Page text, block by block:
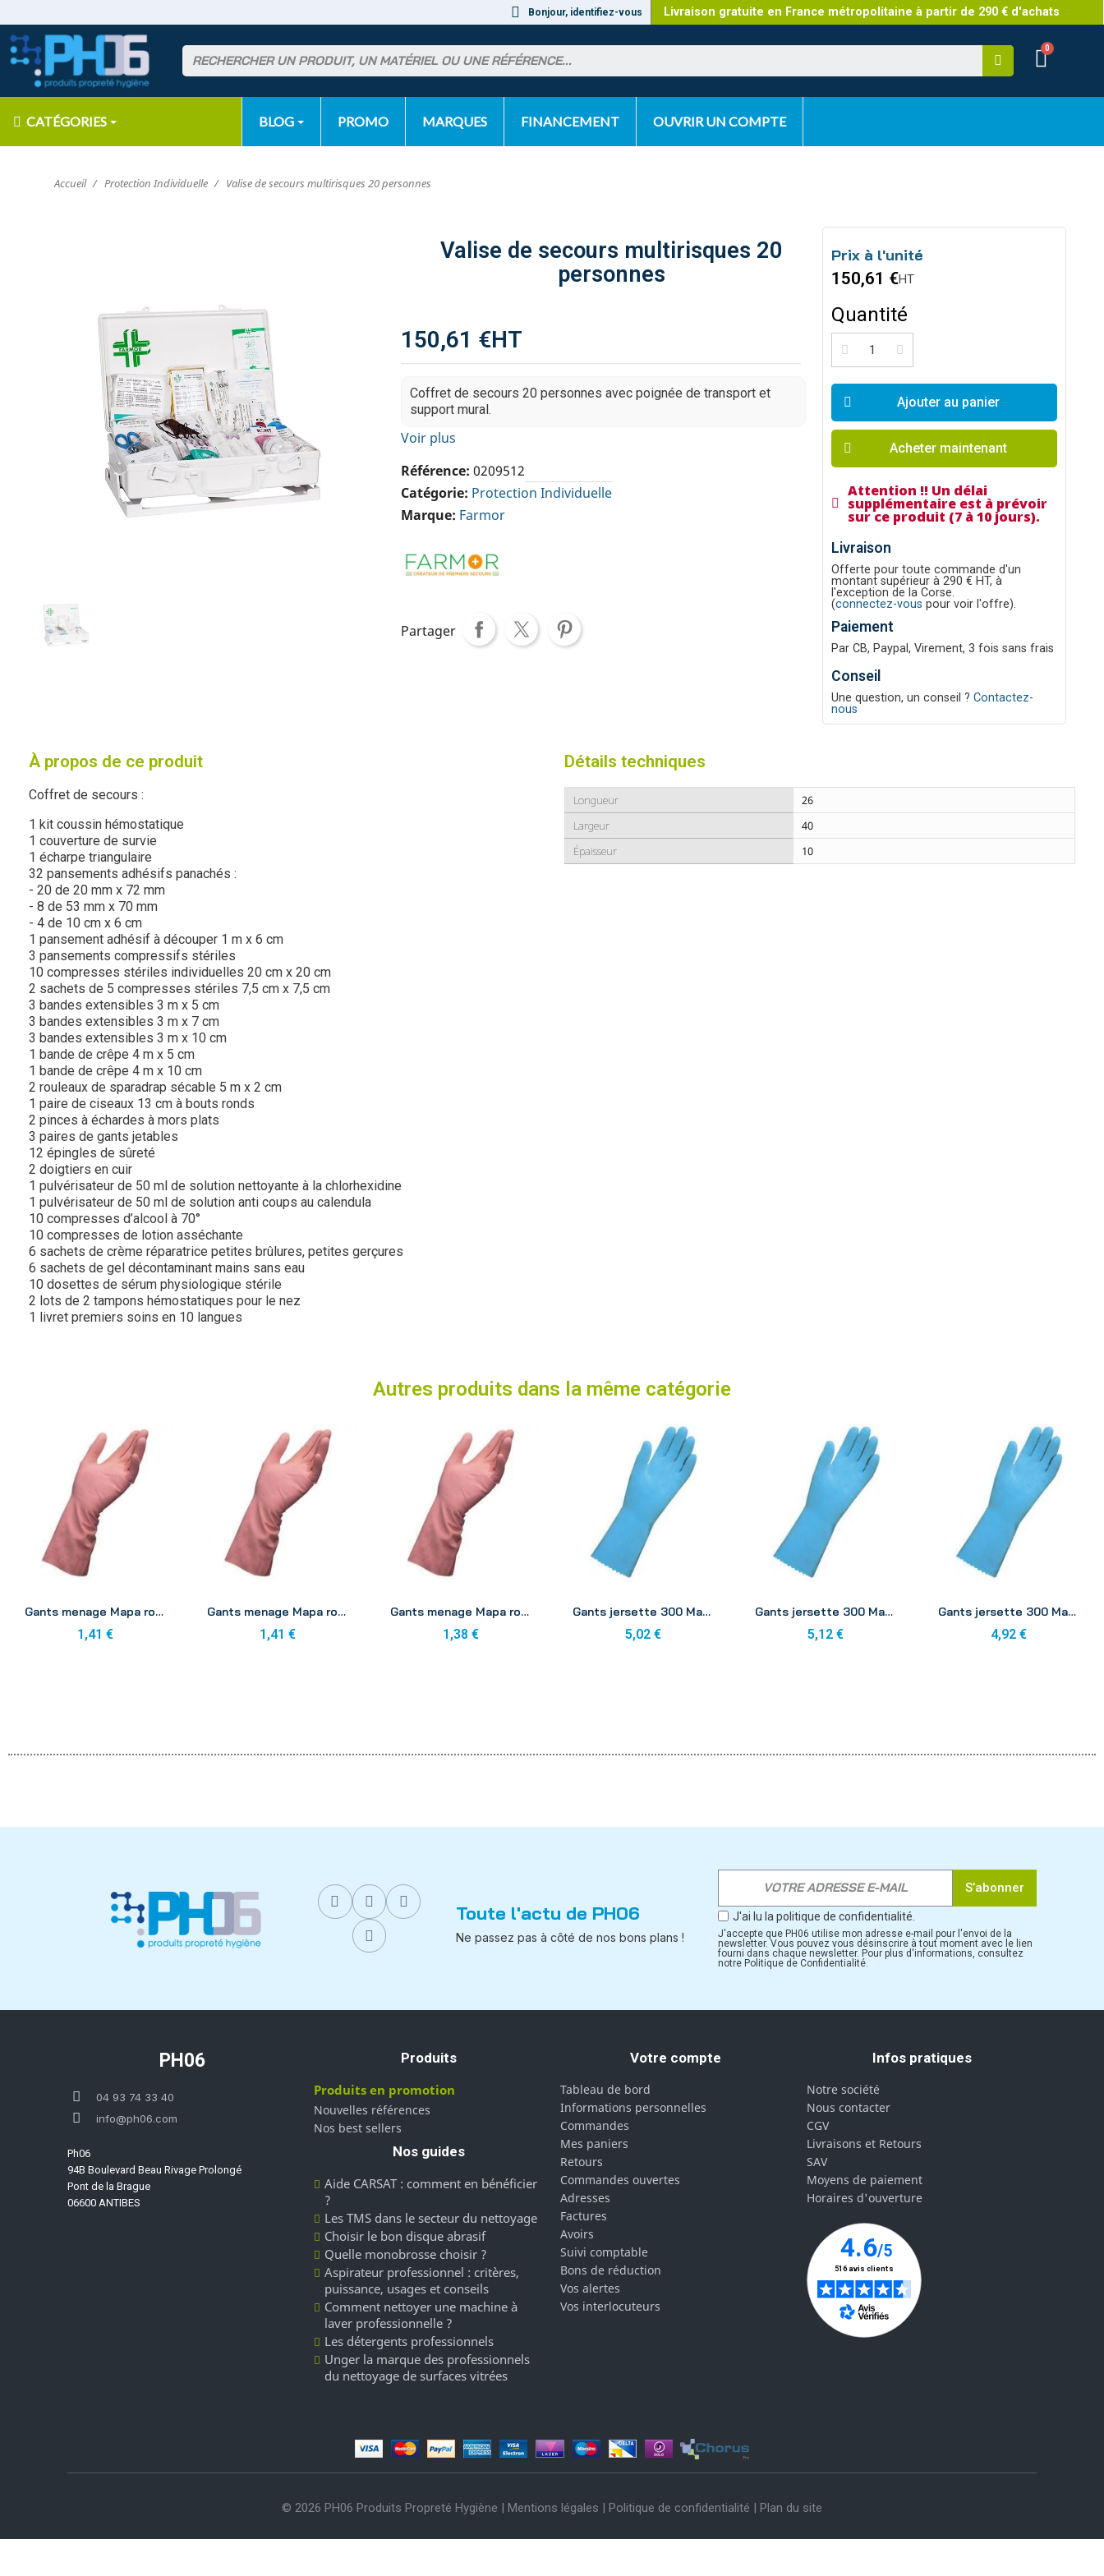
Bonjour, identifiez-vous Livraison gratuite en France métropolitaine à partir de 290 € d'achats
CATÉGORIES BLOG PROMO MARQUES FINANCEMENT OUVRIR UN COMPTE
Accueil Protection Individuelle Valise de secours multirisques 20 personnes
Valise de secours multirisques 20
personnes
150,61 €HT
Coffret de secours 20 personnes avec poignée de transport et
support mural.
Voir plus
Référence 0209512
Catégorie Protection Individuelle
Marque Farmor
Partager
Prix à l'unité
150,61 €HT
Quantité
Ajouter au panier
Acheter maintenant
Attention !! Un délai
supplémentaire est à prévoir
sur ce produit (7 à 10 jours).
Livraison
Offerte pour toute commande d'un
montant supérieur à 290 € HT, à
l'exception de la Corse.
(connectez-vous pour voir l'offre).
Paiement
Par CB, Paypal, Virement, 3 fois sans frais
Conseil
Une question, un conseil ?Contactez-
nous
À propos de ce produit
Coffret de secours :
1 kit coussin hémostatique
1 couverture de survie
1 écharpe triangulaire
32 pansements adhésifs panachés :
- 20 de 20 mm x 72 mm
- 8 de 53 mm x 70 mm
- 4 de 10 cm x 6 cm
1 pansement adhésif à découper 1 m x 6 cm
3 pansements compressifs stériles
10 compresses stériles individuelles 20 cm x 20 cm
2 sachets de 5 compresses stériles 7,5 cm x 7,5 cm
3 bandes extensibles 3 m x 5 cm
3 bandes extensibles 3 m x 7 cm
3 bandes extensibles 3 m x 10 cm
1 bande de crêpe 4 m x 5 cm
1 bande de crêpe 4 m x 10 cm
2 rouleaux de sparadrap sécable 5 m x 2 cm
1 paire de ciseaux 13 cm à bouts ronds
2 pinces à échardes à mors plats
3 paires de gants jetables
12 épingles de sûreté
2 doigtiers en cuir
1 pulvérisateur de 50 ml de solution nettoyante à la chlorhexidine
1 pulvérisateur de 50 ml de solution anti coups au calendula
10 compresses d’alcool à 70°
10 compresses de lotion asséchante
6 sachets de crème réparatrice petites brûlures, petites gerçures
6 sachets de gel décontaminant mains sans eau
10 dosettes de sérum physiologique stérile
2 lots de 2 tampons hémostatiques pour le nez
1 livret premiers soins en 10 langues
Détails techniques
Longueur
26
Largeur
40
Épaisseur
10
Autres produits dans la même catégorie
Gants menage Mapa rose 6-6 1/2
1,41 €
Gants menage Mapa rose 7-7 1/2
1,41 €
Gants menage Mapa rose 8-8 1/2
1,38 €
Gants jersette 300 Mapa 5-5 1/2
5,02 €
Gants jersette 300 Mapa 6-6 1/2
5,12 €
Gants jersette 300 Mapa 7-7 1/2
4,92 €
Toute l'actu de PH06
Ne passez pas à côté de nos bons plans !
S’abonner
J'ai lu la politique de confidentialité.
J'accepte que PH06 utilise mon adresse e-mail pour l'envoi de la
newsletter. Vous pouvez vous désinscrire à tout moment avec le lien
fourni dans chaque newsletter. Pour plus d'informations, consultez
notre Politique de Confidentialité.
PH06
04 93 74 33 40
info@ph06.com
Ph06
94B Boulevard Beau Rivage Prolongé
Pont de la Brague
06600 ANTIBES
Produits
Produits en promotion
Nouvelles références
Nos best sellers
Nos guides
Aide CARSAT : comment en bénéficier
?
Les TMS dans le secteur du nettoyage
Choisir le bon disque abrasif
Quelle monobrosse choisir ?
Aspirateur professionnel : critères,
puissance, usages et conseils
Comment nettoyer une machine à
laver professionnelle ?
Les détergents professionnels
Unger la marque des professionnels
du nettoyage de surfaces vitrées
Votre compte
Tableau de bord
Informations personnelles
Commandes
Mes paniers
Retours
Commandes ouvertes
Adresses
Factures
Avoirs
Suivi comptable
Bons de réduction
Vos alertes
Vos interlocuteurs
Infos pratiques
Notre société
Nous contacter
CGV
Livraisons et Retours
SAV
Moyens de paiement
Horaires d'ouverture
© 2026 PH06 Produits Propreté Hygiène | Mentions légales Politique de confidentialité Plan du site